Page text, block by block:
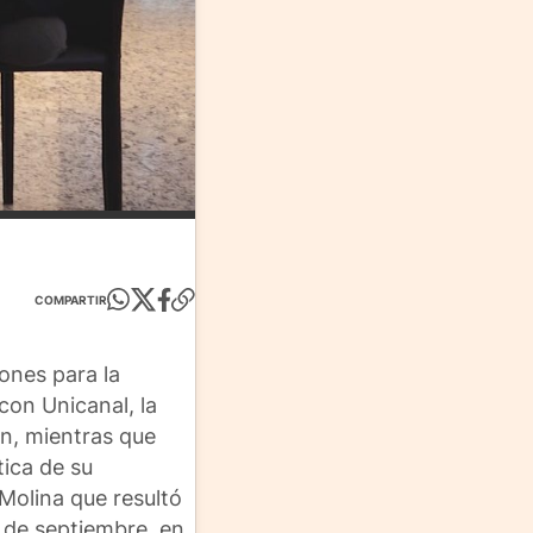
COMPARTIR
para la
Unicanal, la
mientras que
de su
que resultó